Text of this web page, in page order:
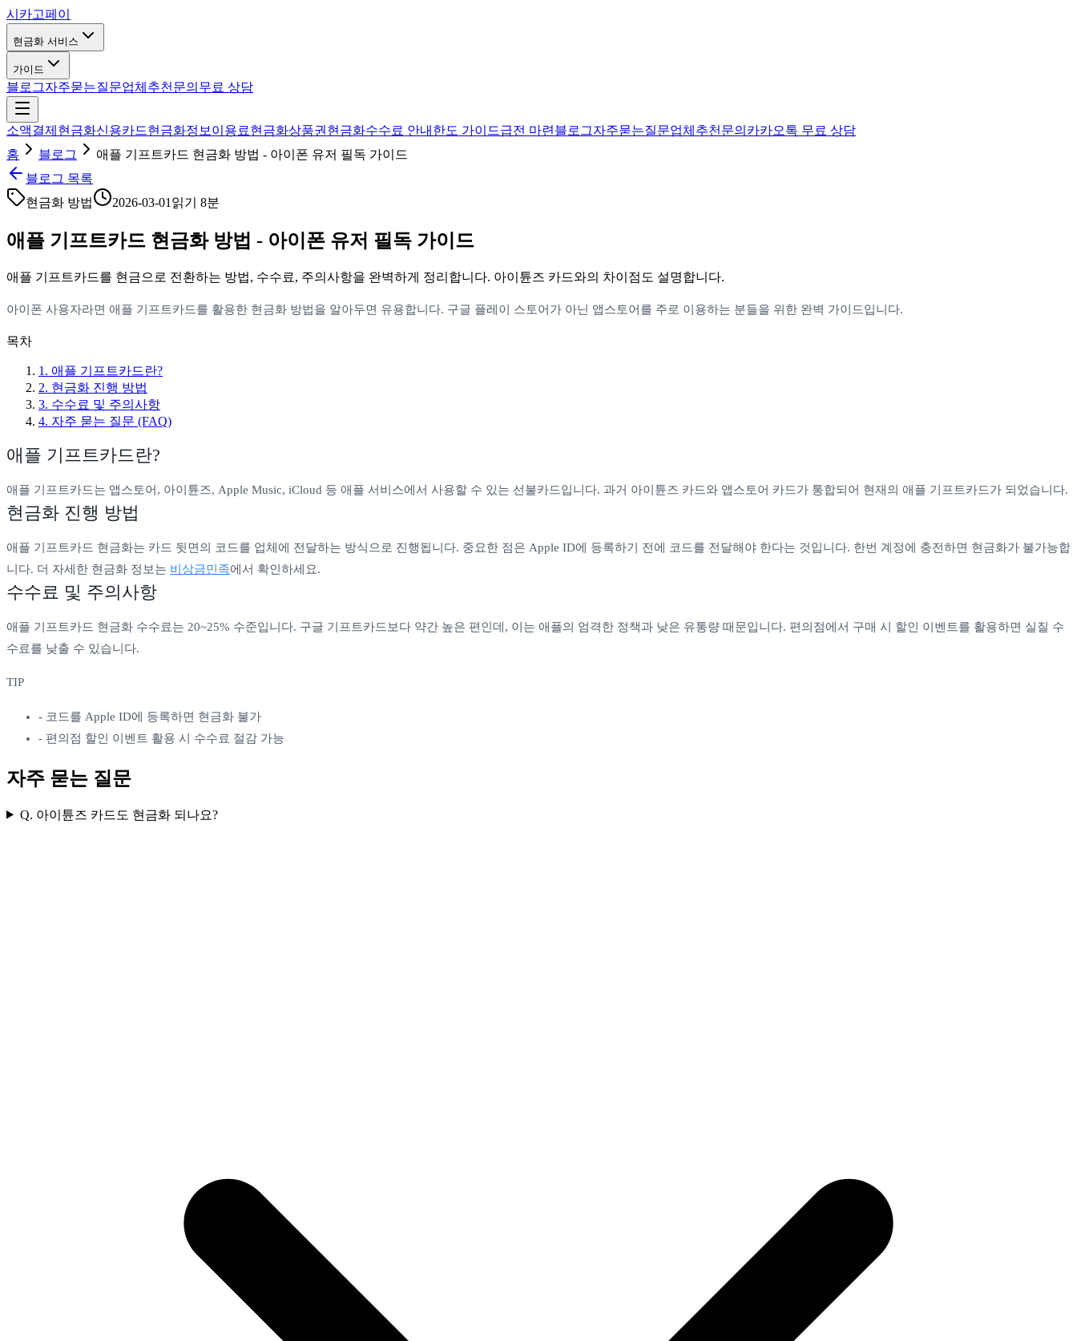
시카고페이
현금화 서비스
가이드
블로그자주묻는질문업체추천 문의 무료 상담
소액결제현금화신용카드현금화정보이용료현금화상품권현금화수수료 안내 한도 가이드급전 마련 블로그자주묻는질문업체추천 문의 카카오톡 무료 상담
홈
블로그
애플 기프트카드 현금화 방법 - 아이폰 유저 필독 가이드
블로그 목록
현금화 방법
2026-03-01 읽기 8분
애플 기프트카드 현금화 방법 - 아이폰 유저 필독 가이드
애플 기프트카드를 현금으로 전환하는 방법, 수수료, 주의사항을 완벽하게 정리합니다. 아이튠즈 카드와의 차이점도 설명합니다.
아이폰 사용자라면 애플 기프트카드를 활용한 현금화 방법을 알아두면 유용합니다. 구글 플레이 스토어가 아닌 앱스토어를 주로 이용하는 분들을 위한 완벽 가이드입니다.
목차
1 . 애플 기프트카드란?
2. 현금화 진행 방법
3. 수수료 및 주의사항
4. 자주 묻는 질문 (FAQ)
애플 기프트카드란?
애플 기프트카드는 앱스토어, 아이튠즈, Apple Music, iCloud 등 애플 서비스에서 사용할 수 있는 선불카드입니다. 과거 아이튠즈 카드와 앱스토어 카드가 통합되어 현재의 애플 기프트카드가 되었습니다.
현금화 진행 방법
애플 기프트카드 현금화는 카드 뒷면의 코드를 업체에 전달하는 방식으로 진행됩니다. 중요한 점은 Apple ID에 등록하기 전에 코드를 전달해야 한다는 것입니다. 한번 계정에 충전하면 현금화가 불가능합
니다. 더 자세한 현금화 정보는 비상금민족에서 확인하세요.
수수료 및 주의사항
애플 기프트카드 현금화 수수료는 20~25% 수준입니다. 구글 기프트카드보다 약간 높은 편인데, 이는 애플의 엄격한 정책과 낮은 유통량 때문입니다. 편의점에서 구매 시 할인 이벤트를 활용하면 실질 수
수료를 낮출 수 있습니다.
TIP
- 코드를 Apple ID에 등록하면 현금화 불가
- 편의점 할인 이벤트 활용 시 수수료 절감 가능
자주 묻는 질문
Q. 아이튠즈 카드도 현금화 되나요?